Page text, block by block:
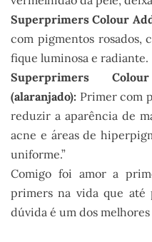
Superprimers Colour
com pigmentos rosados,
fique luminosa e radiante.
Superprimers
(alaranjado): Primer com
reduzir a aparência de
acne e áreas de
uniforme.”
Comigo foi amor a
primers na vida que até
dúvida é um dos